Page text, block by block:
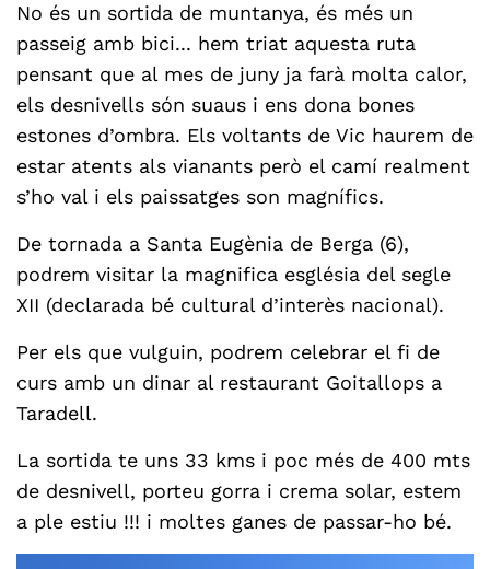
No és un sortida de muntanya, és més un
passeig amb bici... hem triat aquesta ruta
pensant que al mes de juny ja farà molta calor,
els desnivells són suaus i ens dona bones
estones d’ombra. Els voltants de Vic haurem de
estar atents als vianants però el camí realment
s’ho val i els paissatges son magnífics.
De tornada a Santa Eugènia de Berga (6),
podrem visitar la magnifica església del segle
XII (declarada bé cultural d’interès nacional).
Per els que vulguin, podrem celebrar el fi de
curs amb un dinar al restaurant Goitallops a
Taradell.
La sortida te uns 33 kms i poc més de 400 mts
de desnivell, porteu gorra i crema solar, estem
a ple estiu !!! i moltes ganes de passar-ho bé.